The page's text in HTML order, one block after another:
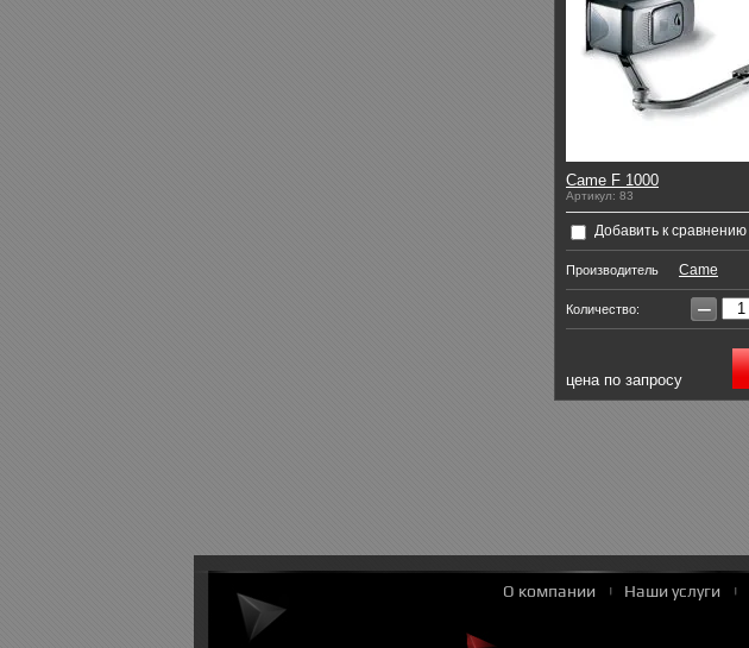
Came F 1000
Артикул: 83
Добавить к сравнению
Производитель Came
Количество: −
цена по запросу
О компании Наши услуги